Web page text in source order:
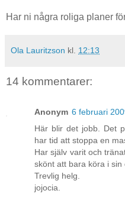
Har ni några roliga planer
Ola Lauritzson kl. 12:13
14 kommentarer:
Anonym 6 februari
Här blir det jobb. Det
har tid att stoppa en
Har själv varit och
skönt att bara köra i sin
Trevlig helg.
jojocia.